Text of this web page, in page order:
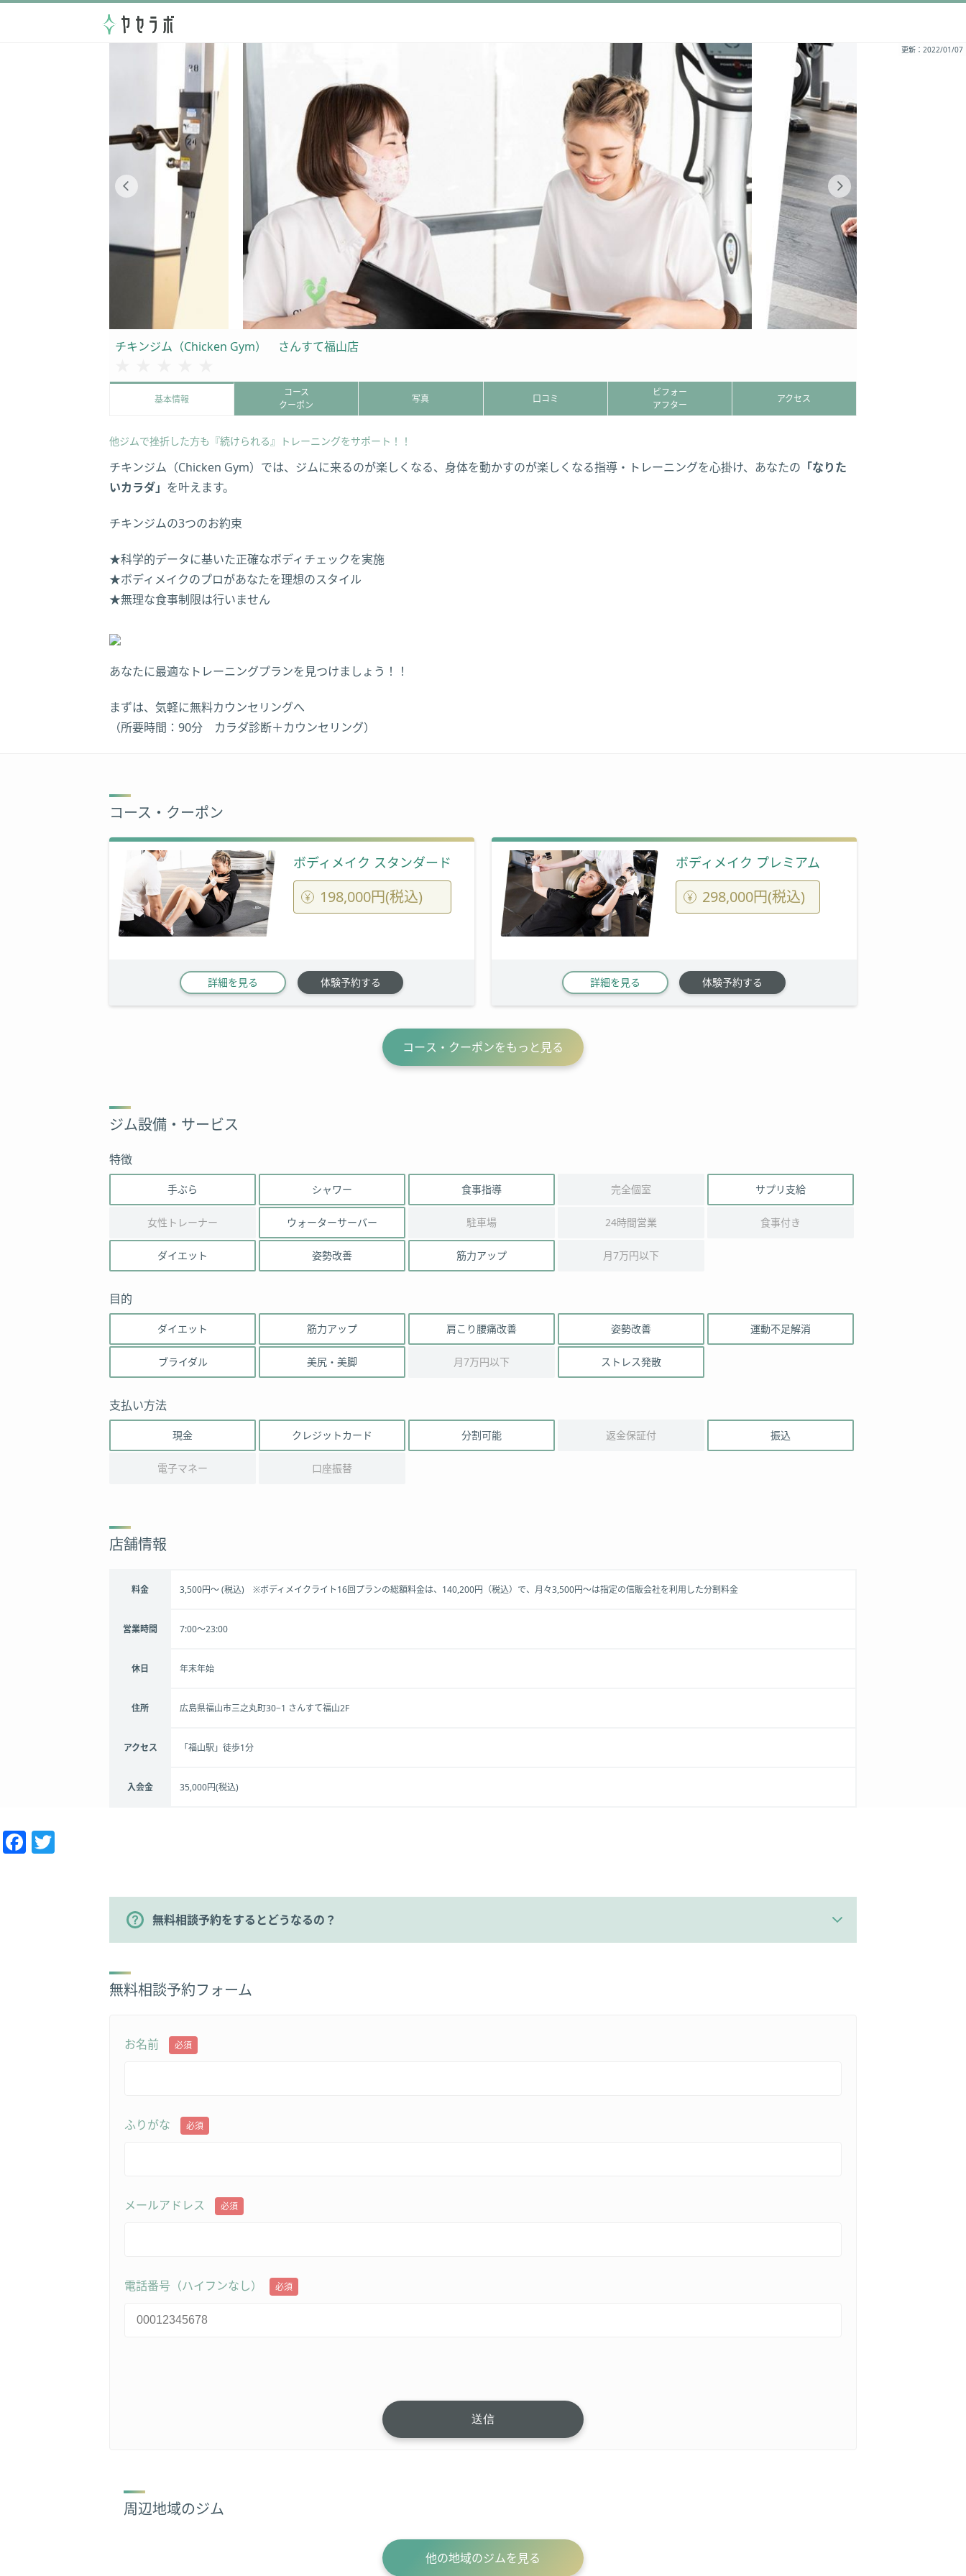
更新：2022/01/07
チキンジム（Chicken Gym） さんすて福山店
基本情報
コース
クーポン
写真 口コミ
ビフォー
アフター
アクセス
他ジムで挫折した方も『続けられる』トレーニングをサポート！！
チキンジム（Chicken Gym）では、ジムに来るのが楽しくなる、身体を動かすのが楽しくなる指導・トレーニングを心掛け、あなたの 「なりた
いカラダ」 を叶えます。
チキンジムの3つのお約束
★科学的データに基いた正確なボディチェックを実施
★ボディメイクのプロがあなたを理想のスタイル
★無理な食事制限は行いません
あなたに最適なトレーニングプランを見つけましょう！！
まずは、気軽に無料カウンセリングへ
（所要時間：90分 カラダ診断＋カウンセリング）
コース・クーポン
ボディメイク スタンダード
198,000円(税込)
詳細を見る 体験予約する
ボディメイク プレミアム
298,000円(税込)
詳細を見る 体験予約する
コース・クーポンをもっと見る
ジム設備・サービス
特徴
手ぶら シャワー 食事指導 完全個室 サプリ支給
女性トレーナー ウォーターサーバー 駐車場 24時間営業 食事付き
ダイエット 姿勢改善 筋力アップ 月7万円以下
目的
ダイエット 筋力アップ 肩こり腰痛改善 姿勢改善 運動不足解消
ブライダル 美尻・美脚 月7万円以下 ストレス発散
支払い方法
現金 クレジットカード 分割可能 返金保証付 振込
電子マネー 口座振替
店舗情報
料金 3,500円～ (税込) ※ボディメイクライト16回プランの総額料金は、140,200円（税込）で、月々3,500円～は指定の信販会社を利用した分割料金
営業時間 7:00～23:00
休日 年末年始
住所 広島県福山市三之丸町30−1 さんすて福山2F
アクセス 「福山駅」徒歩1分
入会金 35,000円(税込)
Facebook
無料相談予約をするとどうなるの？
無料相談予約フォーム
お名前 必須
ふりがな 必須
メールアドレス 必須
電話番号（ハイフンなし） 必須
周辺地域のジム
他の地域のジムを見る